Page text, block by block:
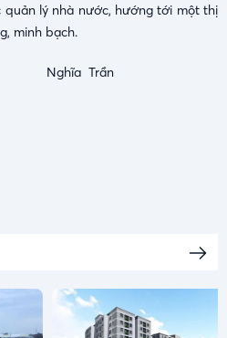
lý nhà nước, hướng tới một thị
minh bạch.